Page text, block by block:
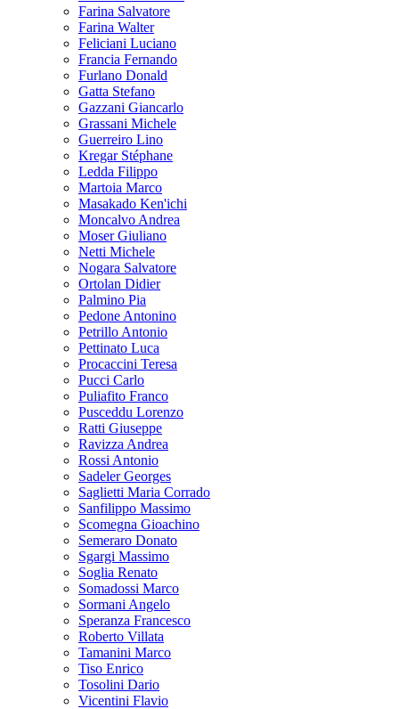
Farina Salvatore
Farina Walter
Feliciani Luciano
Francia Fernando
Furlano Donald
Gatta Stefano
Gazzani Giancarlo
Grassani Michele
Guerreiro Lino
Kregar Stéphane
Ledda Filippo
Martoia Marco
Masakado Ken'ichi
Moncalvo Andrea
Moser Giuliano
Netti Michele
Nogara Salvatore
Ortolan Didier
Palmino Pia
Pedone Antonino
Petrillo Antonio
Pettinato Luca
Procaccini Teresa
Pucci Carlo
Puliafito Franco
Pusceddu Lorenzo
Ratti Giuseppe
Ravizza Andrea
Rossi Antonio
Sadeler Georges
Saglietti Maria Corrado
Sanfilippo Massimo
Scomegna Gioachino
Semeraro Donato
Sgargi Massimo
Soglia Renato
Somadossi Marco
Sormani Angelo
Speranza Francesco
Roberto Villata
Tamanini Marco
Tiso Enrico
Tosolini Dario
Vicentini Flavio